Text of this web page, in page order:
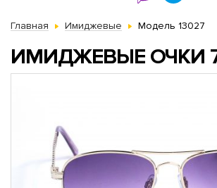
Главная Имиджевые Модель 13027
ИМИДЖЕВЫЕ ОЧКИ